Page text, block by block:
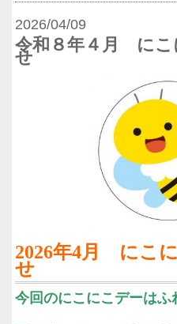
2026/04/09
令和８年４月 にこ
せ
2026年4月 にこ
せ
今回のにこにこデーはふ